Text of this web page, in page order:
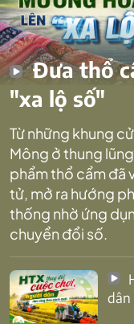
Đưa thổ
"xa lộ số"
Từ những khung
Mông ở thung
phẩm thổ cẩm đã
tử, mở ra hướng
thống nhờ ứng
chuyển đổi số.
dân